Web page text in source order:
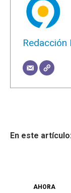
Redacción
AHORA